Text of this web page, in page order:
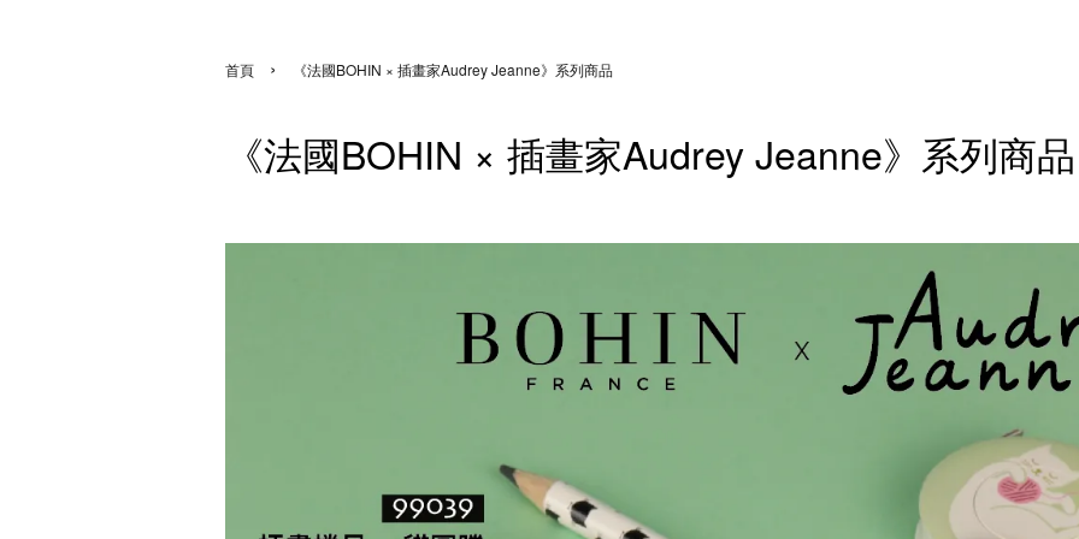
首頁 › 《法國BOHIN × 插畫家Audrey Jeanne》系列商品
《法國BOHIN × 插畫家Audrey Jeanne》系列商品